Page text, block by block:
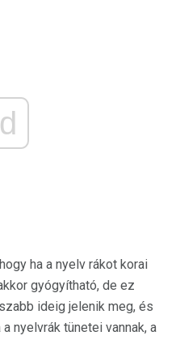
ha a nyelv rákot korai
gyógyítható, de ez
ideig jelenik meg, és
nyelvrák tünetei vannak, a